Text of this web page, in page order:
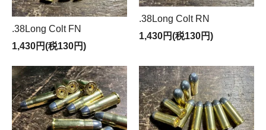
.38Long Colt FN
1,430円(税130円)
.38Long Colt RN
1,430円(税130円)